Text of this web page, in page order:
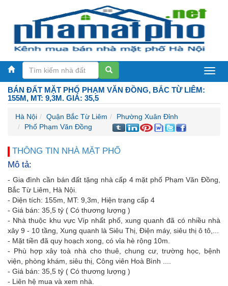
BÁN ĐẤT MẶT PHỐ PHẠM VĂN ĐỒNG, BẮC TỪ LIÊM:
155M, MT: 9,3M. GIÁ: 35,5
Hà Nội Quận Bắc Từ Liêm
Phường Xuân Đỉnh
Phố Phạm Văn Đồng
THÔNG TIN NHÀ MẶT PHỐ
Mô tả:
- Gia đình cần bán đất tặng nhà cấp 4 mặt phố Phạm Văn Đồng,
Bắc Từ Liêm, Hà Nội.
- Diện tích: 155m, MT: 9,3m, Hiện trạng cấp 4
- Giá bán: 35,5 tỷ ( Có thương lượng )
- Nhà thuộc khu vực Víp nhất phố, xung quanh đã có nhiều nhà
xây 9 - 10 tầng, Xung quanh là Siêu Thị, Điện máy, siêu thị ô tô,...
- Mặt tiền đã quy hoạch xong, có vỉa hè rộng 10m.
- Phù hợp xây toà nhà cho thuê, chung cư, trường học, bệnh
viện, phòng khám, siêu thị, Công viên Hoà Bình ....
- Giá bán: 35,5 tỷ ( Có thương lượng )
- Liên hệ mua và xem nhà.